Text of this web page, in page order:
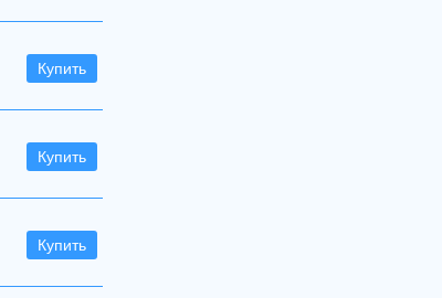
Купить
Купить
Купить